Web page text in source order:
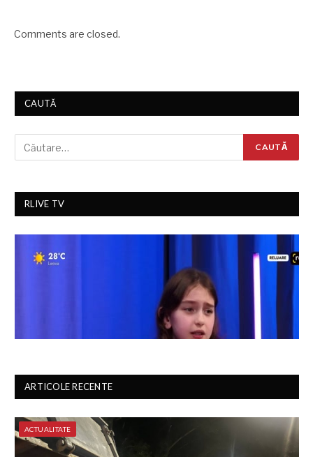
Comments are closed.
CAUTĂ
RLIVE TV
ARTICOLE RECENTE
ACTUALITATE